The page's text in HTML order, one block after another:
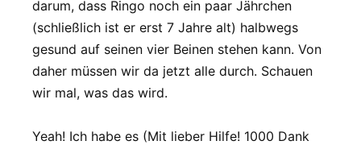
darum, dass Ringo noch ein paar Jährchen
(schließlich ist er erst 7 Jahre alt) halbwegs
gesund auf seinen vier Beinen stehen kann. Von
daher müssen wir da jetzt alle durch. Schauen
wir mal, was das wird.
Yeah! Ich habe es (Mit lieber Hilfe! 1000 Dank